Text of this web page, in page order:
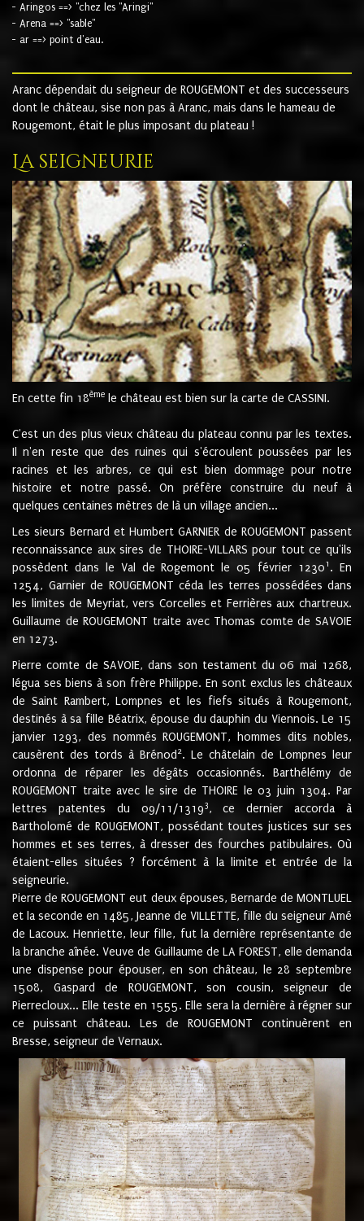
- Aringos ==> "chez les "Aringi"
- Arena ==> "sable"
- ar ==> point d'eau.
Aranc dépendait du seigneur de ROUGEMONT et des successeurs
dont le château, sise non pas à Aranc, mais dans le hameau de
Rougemont, était le plus imposant du plateau !
La seigneurie
En cette fin 18ème le château est bien sur la carte de CASSINI.
C'est un des plus vieux château du plateau connu par les textes.
Il n'en reste que des ruines qui s'écroulent poussées par les
racines et les arbres, ce qui est bien dommage pour notre
histoire et notre passé. On préfère construire du neuf à
quelques centaines mètres de là un village ancien...
Les sieurs Bernard et Humbert GARNIER de ROUGEMONT passent
reconnaissance aux sires de THOIRE-VILLARS pour tout ce qu'ils
possèdent dans le Val de Rogemont le 05 février 12301 . En
1254, Garnier de ROUGEMONT céda les terres possédées dans
les limites de Meyriat, vers Corcelles et Ferrières aux chartreux.
Guillaume de ROUGEMONT traite avec Thomas comte de SAVOIE
en 1273.
Pierre comte de SAVOIE, dans son testament du 06 mai 1268,
légua ses biens à son frère Philippe. En sont exclus les châteaux
de Saint Rambert, Lompnes et les fiefs situés à Rougemont,
destinés à sa fille Béatrix, épouse du dauphin du Viennois. Le 15
janvier 1293, des nommés ROUGEMONT, hommes dits nobles,
causèrent des tords à Brénod 2. Le châtelain de Lompnes leur
ordonna de réparer les dégâts occasionnés. Barthélémy de
ROUGEMONT traite avec le sire de THOIRE le 03 juin 1304. Par
lettres patentes du 09/11/13193, ce dernier accorda à
Bartholomé de ROUGEMONT, possédant toutes justices sur ses
hommes et ses terres, à dresser des fourches patibulaires. Où
étaient-elles situées ? forcément à la limite et entrée de la
seigneurie.
Pierre de ROUGEMONT eut deux épouses, Bernarde de MONTLUEL
et la seconde en 1485, Jeanne de VILLETTE, fille du seigneur Amé
de Lacoux. Henriette, leur fille, fut la dernière représentante de
la branche aînée. Veuve de Guillaume de LA FOREST, elle demanda
une dispense pour épouser, en son château, le 28 septembre
1508, Gaspard de ROUGEMONT, son cousin, seigneur de
Pierrecloux... Elle teste en 1555. Elle sera la dernière à régner sur
ce puissant château. Les de ROUGEMONT continuèrent en
Bresse, seigneur de Vernaux.